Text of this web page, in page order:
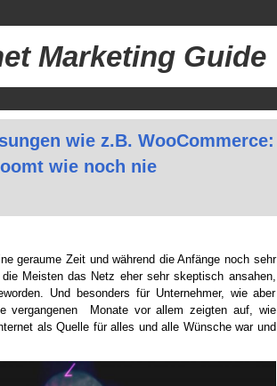
Marketing Guide
wie z.B. WooCommerce:
wie noch nie
geraume Zeit und während die Anfänge noch sehr
Meisten das Netz eher sehr skeptisch ansahen,
Und besonders für Unternehmer, wie aber
vergangenen Monate vor allem zeigten auf, wie
als Quelle für alles und alle Wünsche war und